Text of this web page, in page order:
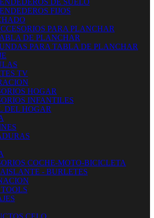
DE SUELO
FIJOS
PARA PLANCHAR
DE PLANCHAR
PARA TABLA DE PLANCHAR
TV
HOGAR
INFANTILES
DEL HOGAR
COCHE-MOTO-BICICLETA
- BURLETES
CELO